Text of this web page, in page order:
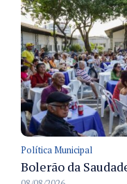
Política Municipal